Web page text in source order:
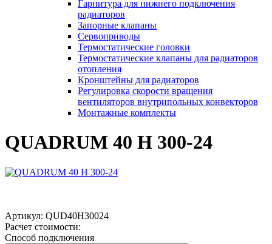
Гарнитура для нижнего подключения
радиаторов
Запорные клапаны
Сервоприводы
Термостатические головки
Термостатические клапаны для радиаторов
отопления
Кронштейны для радиаторов
Регулировка скорости вращения
вентиляторов внутрипольных конвекторов
Монтажные комплекты
QUADRUM 40 H 300-24
Артикул: QUD40H30024
Расчет стоимости:
Способ подключения